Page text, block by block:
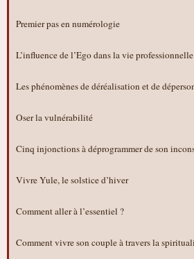
Premier pas en numérologie
L’influence de l’Ego dans la vie professionnelle
Les phénomènes de déréalisation et de
Oser la vulnérabilité
Cinq injonctions à déprogrammer de son
Vivre Yule, le solstice d’hiver
Comment aller à l’essentiel ?
Comment vivre son couple à travers la